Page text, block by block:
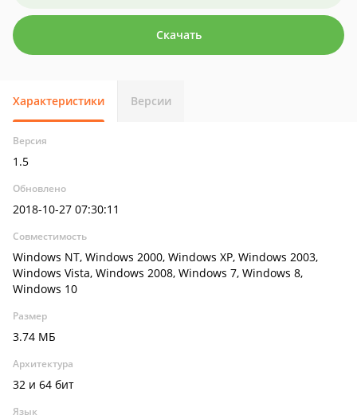
Скачать
Характеристики Версии
Версия
1.5
Обновлено
2018-10-27 07:30:11
Совместимость
Windows NT, Windows 2000, Windows XP, Windows 2003,
Windows Vista, Windows 2008, Windows 7, Windows 8,
Windows 10
Размер
3.74 МБ
Архитектура
32 и 64 бит
Язык